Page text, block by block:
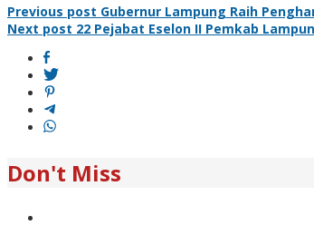
Post
navigation
Previous post Gubernur Lampung Raih
Next post 22 Pejabat Eselon II Pemkab
Don't Miss